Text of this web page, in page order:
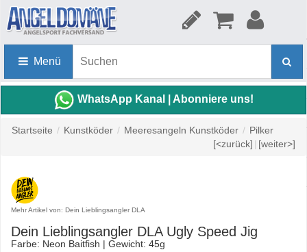
Menü
WhatsApp Kanal | Abonniere uns!
Startseite / Kunstköder / Meeresangeln Kunstköder / Pilker
[<zurück] | [weiter>]
Mehr Artikel von: Dein Lieblingsangler DLA
Dein Lieblingsangler DLA Ugly Speed Jig
Farbe: Neon Baitfish | Gewicht: 45g